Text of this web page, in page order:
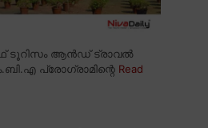
ഓഫ് ടൂറിസം ആൻഡ് ട്രാവൽ
പ്രോഗ്രാമിന്റെ Read